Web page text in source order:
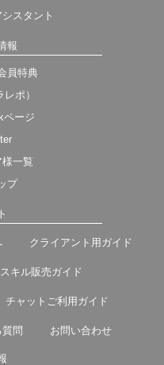
スタント
報
員特典
ポ）
ページ
一覧
プ
クライアント用ガイド
スキル販売ガイド
チャットご利用ガイド
問 お問い合わせ